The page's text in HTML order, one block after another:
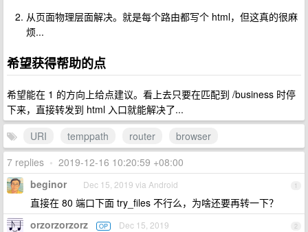
从页面物理层面解决。就是每个路由都写个 html，但这真的很麻
烦...
希望获得帮助的点
希望能在 1 的方向上给点建议。看上去只要在匹配到 /business 时停
下来，直接转发到 html 入口就能解决了...
URI
temppath router
browser
7 replies • 2019-12-16 10:20:59 +08:00
1
beginor Dec 15, 2019 via Android
直接在 80 端口下面 try_files 不行么，为啥还要再转一下？
2
orzorzorzorz OP Dec 15, 2019